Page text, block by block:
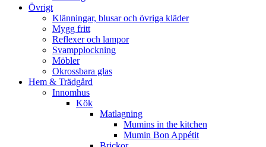
Övrigt
Klänningar, blusar och övriga kläder
Mygg fritt
Reflexer och lampor
Svampplockning
Möbler
Okrossbara glas
Hem & Trädgård
Innomhus
Kök
Matlagning
Mumins in the kitchen
Mumin Bon Appétit